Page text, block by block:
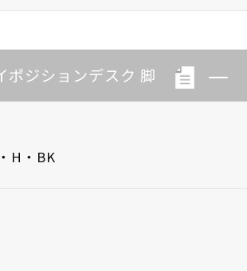
ポジションデスク 脚
H・BK